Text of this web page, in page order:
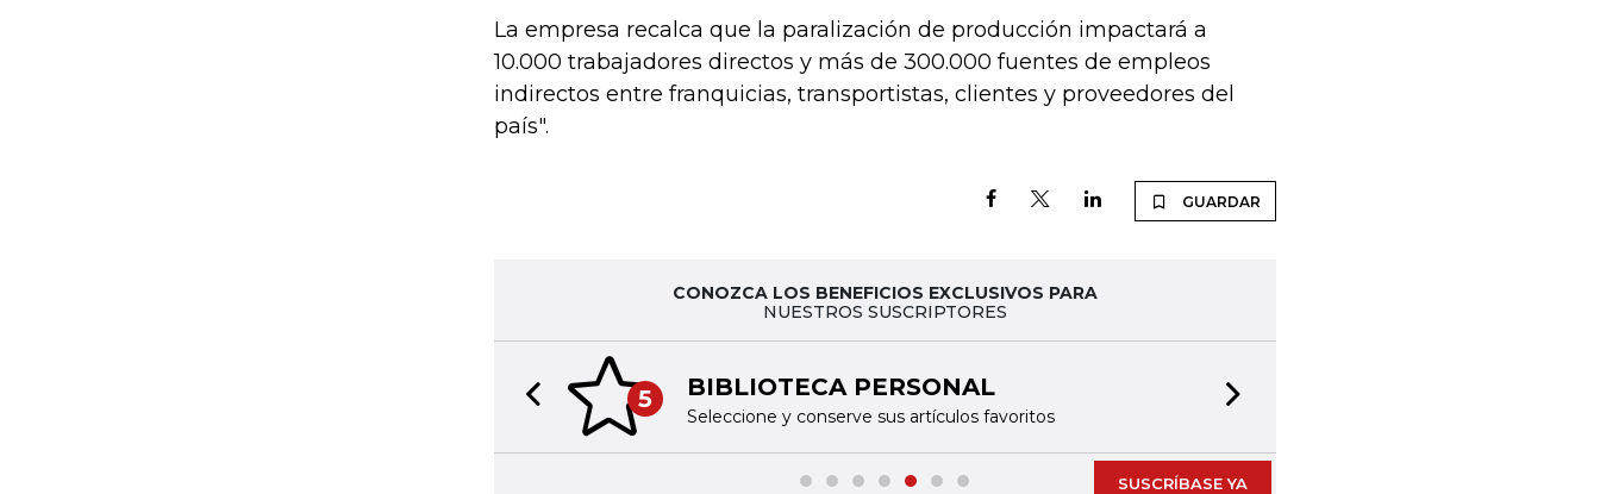
La empresa recalca que la paralización de producción impactará a
10.000 trabajadores directos y más de 300.000 fuentes de empleos
indirectos entre franquicias, transportistas, clientes y proveedores del
país".
GUARDAR
CONOZCA LOS BENEFICIOS EXCLUSIVOS PARA
NUESTROS SUSCRIPTORES
5 BIBLIOTECA PERSONAL
Seleccione y conserve sus artículos favoritos
Previous slide
SUSCRÍBASE YA